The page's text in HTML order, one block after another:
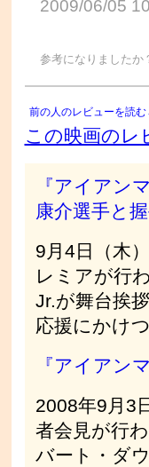
2009/06/05
参考になりましたか
前の人のレビューを読
この映画のレ
『アイアン
康介選手と
9月4日（木
レミアが行
Jr.が舞台挨
応援にかけつ
『アイアン
2008年9月3
者会見が行
バート・ダ